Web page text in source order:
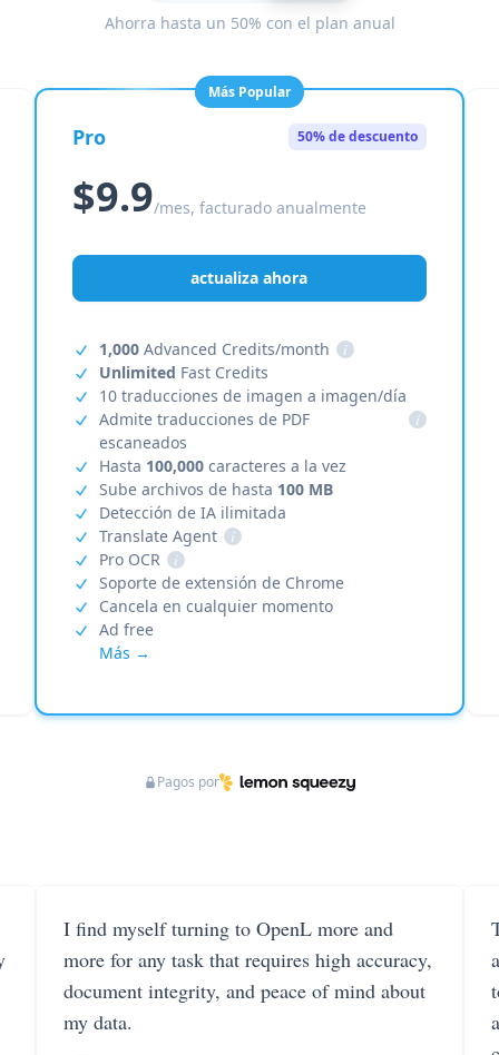
Ahorra hasta un 50% con el plan anual
Más Popular
Pro 50% de descuento
$9.9/mes, facturado anualmente
actualiza ahora
1,000 Advanced Credits/month
i
Unlimited Fast Credits
10 traducciones de imagen a imagen/día
Admite traducciones de PDF
escaneados
i
Hasta 100,000 caracteres a la vez
Sube archivos de hasta 100 MB
Detección de IA ilimitada
Translate Agent
i
Pro OCR
i
Soporte de extensión de Chrome
Cancela en cualquier momento
Ad free
Más →
Pagos por
I find myself turning to OpenL more and
more for any task that requires high accuracy,
document integrity, and peace of mind about
my data.